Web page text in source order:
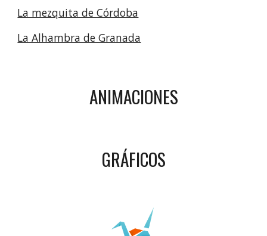
La mezquita de Córdoba
La Alhambra de Granada
ANIMACIONES
GRÁFICOS